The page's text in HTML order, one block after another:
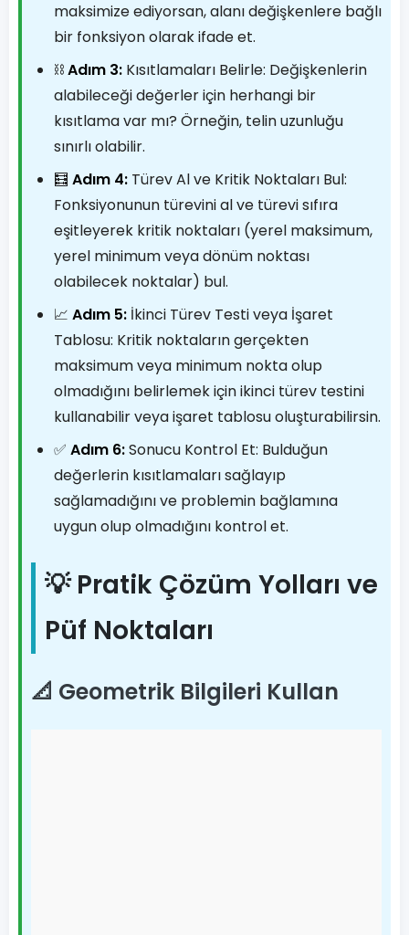
maksimize ediyorsan, alanı değişkenlere bağlı
bir fonksiyon olarak ifade et.
⛓️Adım 3: Kısıtlamaları Belirle: Değişkenlerin
alabileceği değerler için herhangi bir
kısıtlama var mı? Örneğin, telin uzunluğu
sınırlı olabilir.
🧮 Adım 4: Türev Al ve Kritik Noktaları Bul:
Fonksiyonunun türevini al ve türevi sıfıra
eşitleyerek kritik noktaları (yerel maksimum,
yerel minimum veya dönüm noktası
olabilecek noktalar) bul.
📈 Adım 5: İkinci Türev Testi veya İşaret
Tablosu: Kritik noktaların gerçekten
maksimum veya minimum nokta olup
olmadığını belirlemek için ikinci türev testini
kullanabilir veya işaret tablosu oluşturabilirsin.
✅ Adım 6:Sonucu Kontrol Et: Bulduğun
değerlerin kısıtlamaları sağlayıp
sağlamadığını ve problemin bağlamına
uygun olup olmadığını kontrol et.
💡 Pratik Çözüm Yolları ve
Püf Noktaları
📐 Geometrik Bilgileri Kullan